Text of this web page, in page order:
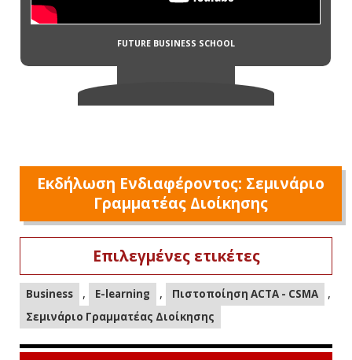
Εκδήλωση Ενδιαφέροντος: Σεμινάριο
Γραμματέας Διοίκησης
Επιλεγμένες ετικέτες
Business , E-learning , Πιστοποίηση ACTA - CSMA ,
Σεμινάριο Γραμματέας Διοίκησης